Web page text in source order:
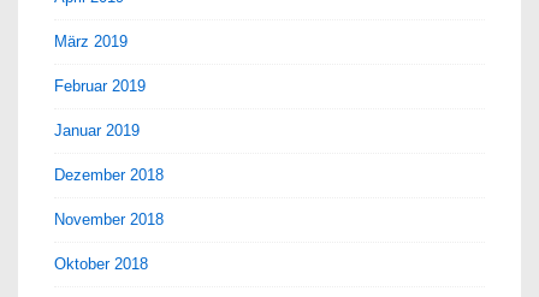
März 2019
Februar 2019
Januar 2019
Dezember 2018
November 2018
Oktober 2018